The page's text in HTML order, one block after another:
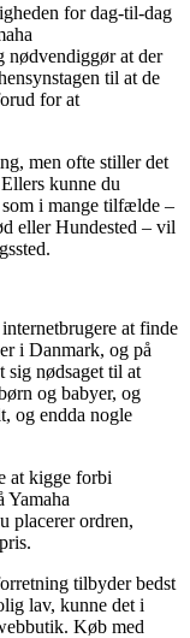
for dag-til-dag
nødvendiggør at der
til at de
for at
men ofte stiller det
kunne du
i mange tilfælde –
eller Hundested – vil
at finde
i Danmark, og på
sig nødsaget til at
og babyer, og
og endda nogle
at kigge forbi
Yamaha
placerer ordren,
tilbyder bedst
lav, kunne det i
Køb med